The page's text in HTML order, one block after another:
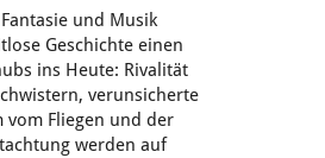
und Musik
Geschichte einen
ins Heute: Rivalität
verunsicherte
vom Fliegen und der
werden auf